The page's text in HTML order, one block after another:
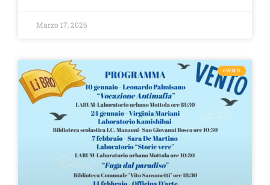
Marzo 17, 2026
EVENTI